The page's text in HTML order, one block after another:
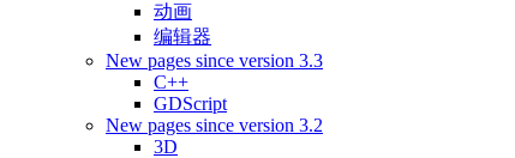
动画
编辑器
New pages since version 3.3
C++
GDScript
New pages since version 3.2
3D